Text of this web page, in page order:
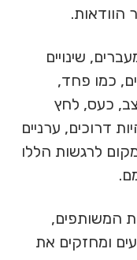
הוודאות.
שינויים
כמו פחד,
כעס, לחץ
דרוכים, ערניים
לרגשות הללו
המשותפים,
ומחזקים את